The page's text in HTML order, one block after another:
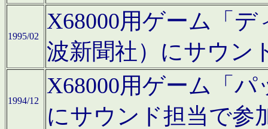
1995/02
X68000用ゲーム「
波新聞社）にサウン
1994/12
X68000用ゲーム「
にサウンド担当で参